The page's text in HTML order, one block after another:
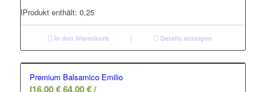
Produkt enthält: 0,25
l
In den Warenkorb Details anzeigen
Premium Balsamico Emilio
16,00€ 64,00€/
l